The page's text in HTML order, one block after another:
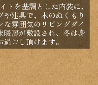
を基調とした内装に、
建具で、木のぬくもり
雰囲気のリビングダイ
暖房が敷設され、冬は身
ごし頂けます。
1